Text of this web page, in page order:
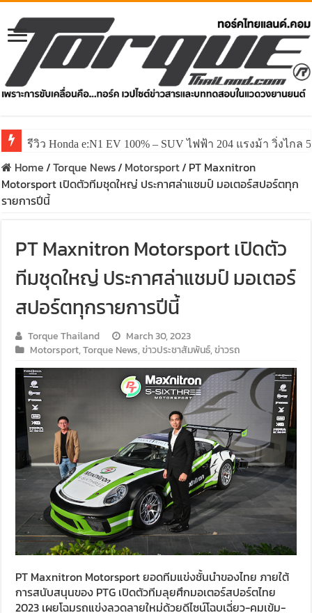
รีวิว Honda e:N1 EV 100% – SUV ไฟฟ้า 204 แรงม้า วิ่งไกล
Home/Torque News/ Motorsport/ PT Maxnitron
Motorsport เปิดตัวทีมชุดใหญ่ ประกาศล่าแชมป์ มอเตอร์สปอร์ตทุก
รายการปีนี้
PT Maxnitron Motorsport เปิดตัว
ทีมชุดใหญ่ ประกาศล่าแชมป์ มอเตอร์
สปอร์ตทุกรายการปีนี้
Torque Thailand
March 30, 2023
Motorsport,Torque News,ข่าวประชาสัมพันธ์,ข่าวรถ
PT Maxnitron Motorsport ยอดทีมแข่งชั้นนำของไทย ภายใต้
การสนับสนุนของ PTG เปิดตัวทีมลุยศึกมอเตอร์สปอร์ตไทย
2023 เผยโฉมรถแข่งลวดลายใหม่ด้วยดีไซน์โฉบเฉี่ยว-คมเข้ม-